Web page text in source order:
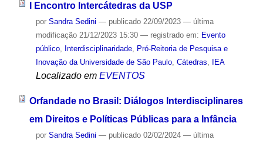
I Encontro Intercátedras da USP
por Sandra Sedini — publicado22/09/2023 — última
modificação21/12/2023 15:30 — registrado em: Evento
público, Interdisciplinaridade, Pró-Reitoria de Pesquisa e
Inovação da Universidade de São Paulo, Cátedras, IEA
Localizado em EVENTOS
Orfandade no Brasil: Diálogos Interdisciplinares
em Direitos e Políticas Públicas para a Infância
por Sandra Sedini — publicado02/02/2024 — última